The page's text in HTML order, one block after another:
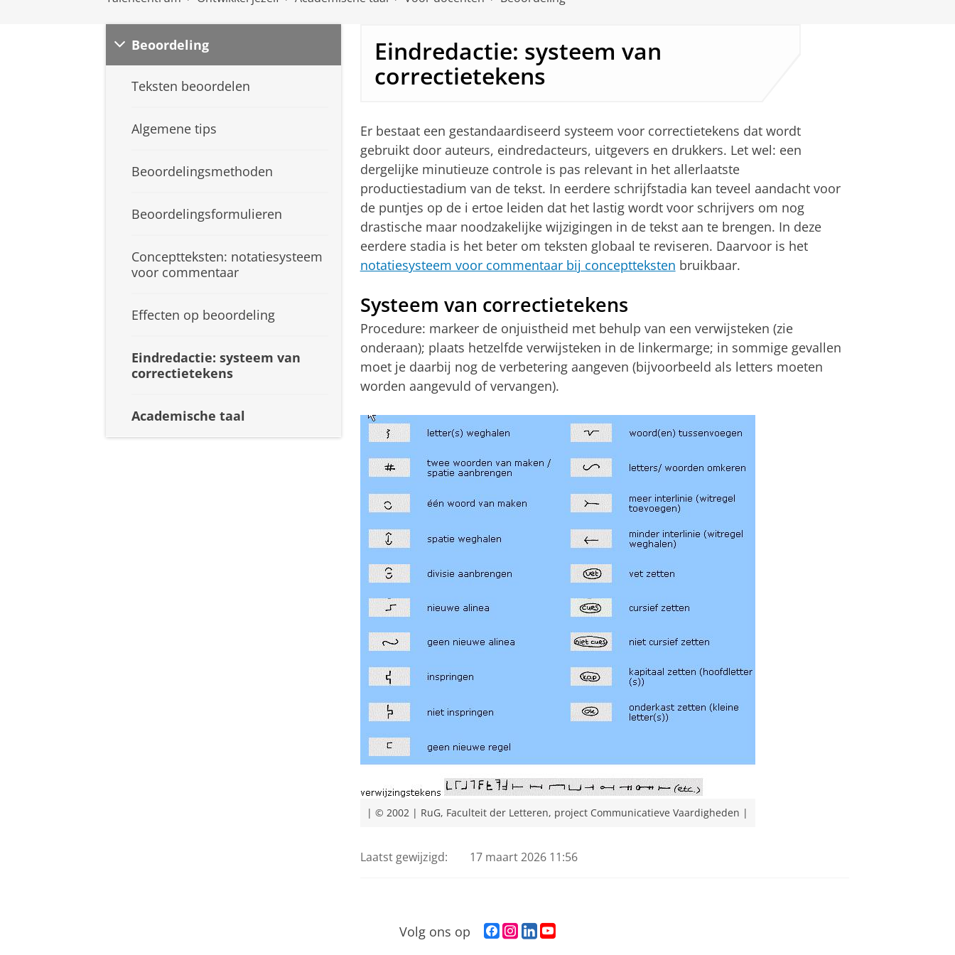
Beoordeling
Teksten beoordelen
Algemene tips
Beoordelingsmethoden
Beoordelingsformulieren
Conceptteksten: notatiesysteem
voor commentaar
Effecten op beoordeling
Eindredactie: systeem van
correctietekens
Academische taal
Eindredactie: systeem van
correctietekens
Er bestaat een gestandaardiseerd systeem voor correctietekens dat wordt
gebruikt door auteurs, eindredacteurs, uitgevers en drukkers. Let wel: een
dergelijke minutieuze controle is pas relevant in het allerlaatste
productiestadium van de tekst. In eerdere schrijfstadia kan teveel aandacht voor
de puntjes op de i ertoe leiden dat het lastig wordt voor schrijvers om nog
drastische maar noodzakelijke wijzigingen in de tekst aan te brengen. In deze
eerdere stadia is het beter om teksten globaal te reviseren. Daarvoor is het
notatiesysteem voor commentaar bij conceptteksten bruikbaar.
Systeem van correctietekens
Procedure: markeer de onjuistheid met behulp van een verwijsteken (zie
onderaan); plaats hetzelfde verwijsteken in de linkermarge; in sommige gevallen
moet je daarbij nog de verbetering aangeven (bijvoorbeeld als letters moeten
worden aangevuld of vervangen).
| © 2002 | RuG, Faculteit der Letteren, project Communicatieve Vaardigheden |
Laatst gewijzigd: 17 maart 2026 11:56
Volg ons op
F
L